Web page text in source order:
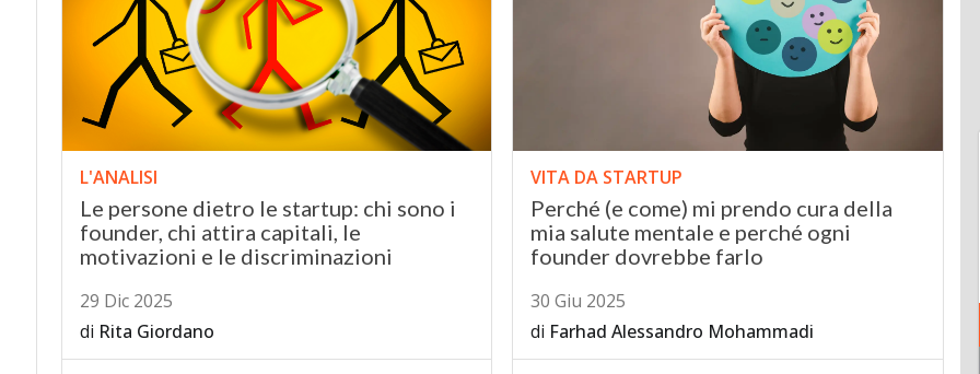
L'ANALISI
Le persone dietro le startup: chi sono i
founder, chi attira capitali, le
motivazioni e le discriminazioni
29 Dic 2025
di Rita Giordano
VITA DA STARTUP
Perché (e come) mi prendo cura della
mia salute mentale e perché ogni
founder dovrebbe farlo
30 Giu 2025
di Farhad Alessandro Mohammadi